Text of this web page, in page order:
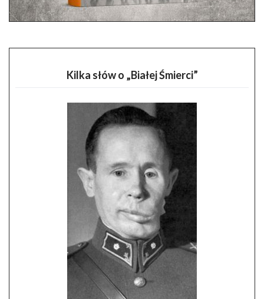
Kilka słów o „Białej Śmierci”